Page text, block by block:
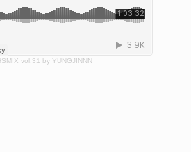
vol.31 by YUNGJINNN